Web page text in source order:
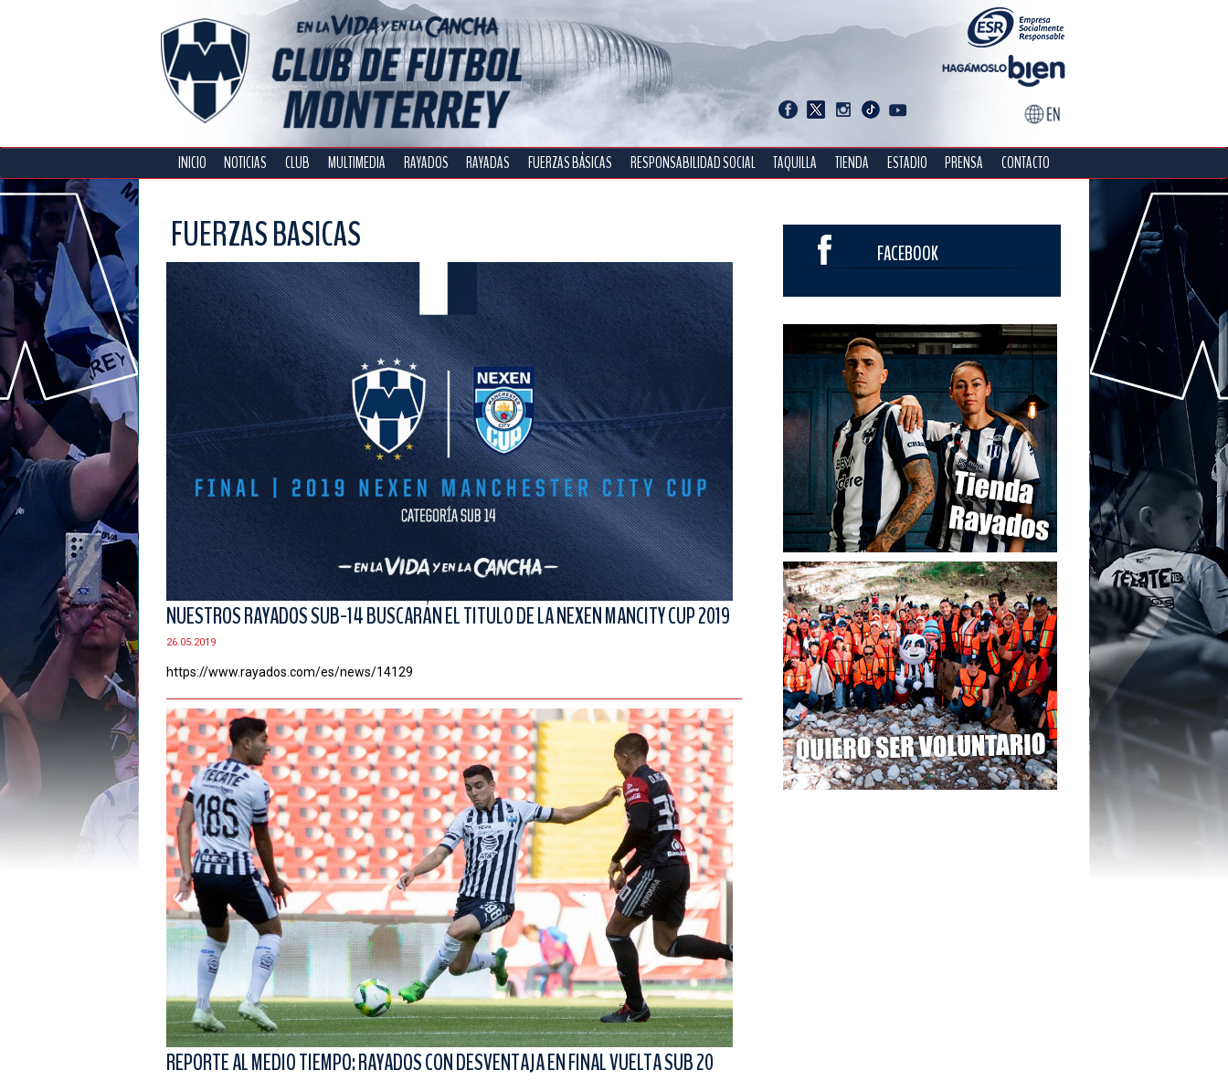
INICIO NOTICIAS CLUB MULTIMEDIA RAYADOS RAYADAS FUERZAS BÁSICAS RESPONSABILIDAD SOCIAL TAQUILLA TIENDA ESTADIO PRENSA CONTACTO
FUERZAS BASICAS
NUESTROS RAYADOS SUB-14 BUSCARÁN EL TITULO DE LA NEXEN MANCITY CUP 2019
26.05.2019
https://www.rayados.com/es/news/14129
REPORTE AL MEDIO TIEMPO: RAYADOS CON DESVENTAJA EN FINAL VUELTA SUB 20
FACEBOOK